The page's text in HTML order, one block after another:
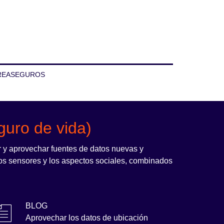
de vida)
aprovechar fuentes de datos nuevas y
sensores y los aspectos sociales, combinados
BLOG
Aprovechar los datos de ubicación